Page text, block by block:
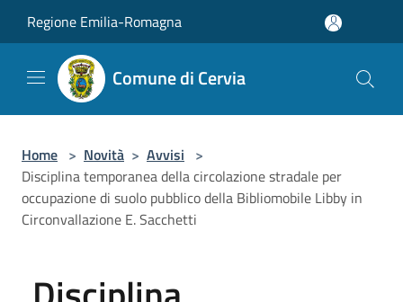
Regione Emilia-Romagna
Comune di Cervia
Home > Novità > Avvisi >
Disciplina temporanea della circolazione stradale per
occupazione di suolo pubblico della Bibliomobile Libby in
Circonvallazione E. Sacchetti